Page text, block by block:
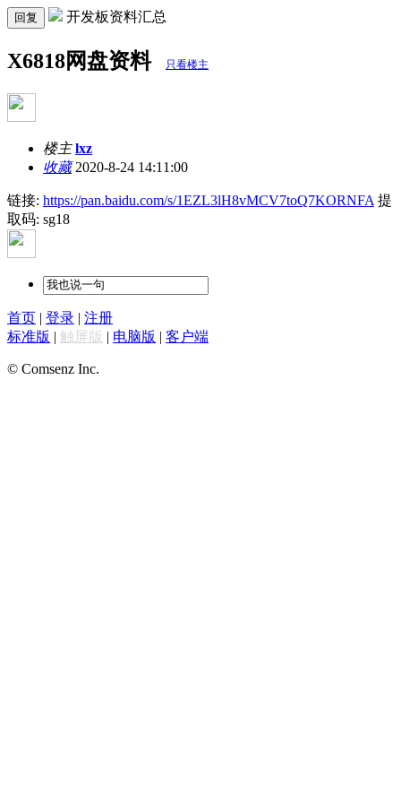
回复 开发板资料汇总
X6818网盘资料 只看楼主
楼主 lxz
收藏2020-8-24 14:11:00
链接: https://pan.baidu.com/s/1EZL3lH8vMCV7toQ7KORNFA 提
取码: sg18
首页 | 登录 | 注册
标准版 | 触屏版 | 电脑版 | 客户端
© Comsenz Inc.